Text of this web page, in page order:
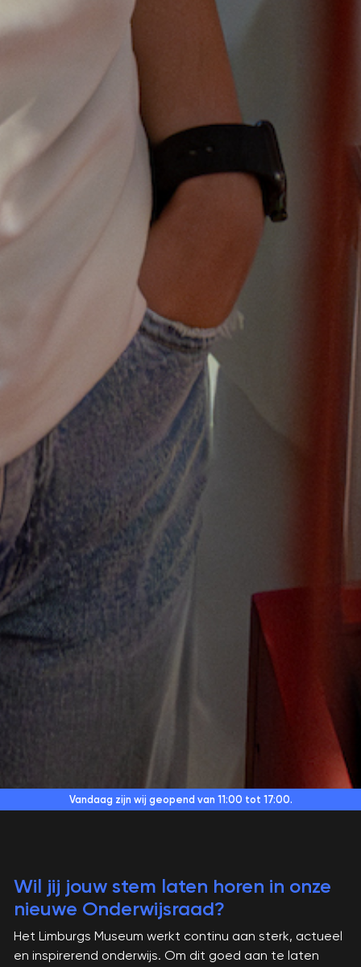
Vandaag zijn wij geopend van 11:00 tot 17:00.
Wil jij jouw stem laten horen in onze
nieuwe Onderwijsraad?
Het Limburgs Museum werkt continu aan sterk, actueel
en inspirerend onderwijs. Om dit goed aan te laten